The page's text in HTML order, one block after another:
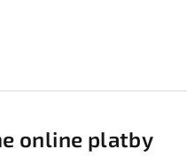
online platby